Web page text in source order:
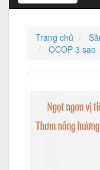
Trang chủ
OCOP 3 sao